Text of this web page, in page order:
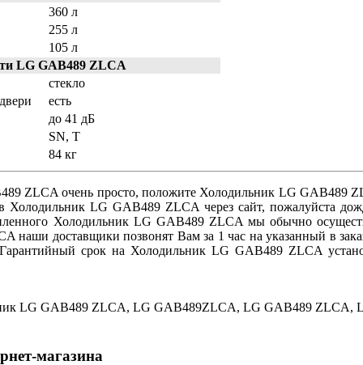
360 л
255 л
105 л
LG GAB489 ZLCA
стекло
есть
до 41 дБ
SN, T
84 кг
ZLCA очень просто, положите Холодильник LG GAB489
Холодильник LG GAB489 ZLCA через сайт, пожалуйста
Холодильник LG GAB489 ZLCA мы обычно
наши доставщики позвонят Вам за 1 час на указанный в
срок на Холодильник LG GAB489 ZLCA
LG GAB489 ZLCA, LG GAB489ZLCA, LG GAB489 ZLCA,
магазина